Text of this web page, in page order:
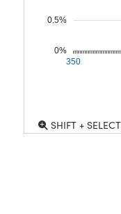
350
0%
0.5%
SHIFT + SELECT